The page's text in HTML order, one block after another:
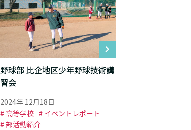
野球部 比企地区少年野球技術講
習会
2024年 12月18日
# 高等学校 # イベントレポート
# 部活動紹介